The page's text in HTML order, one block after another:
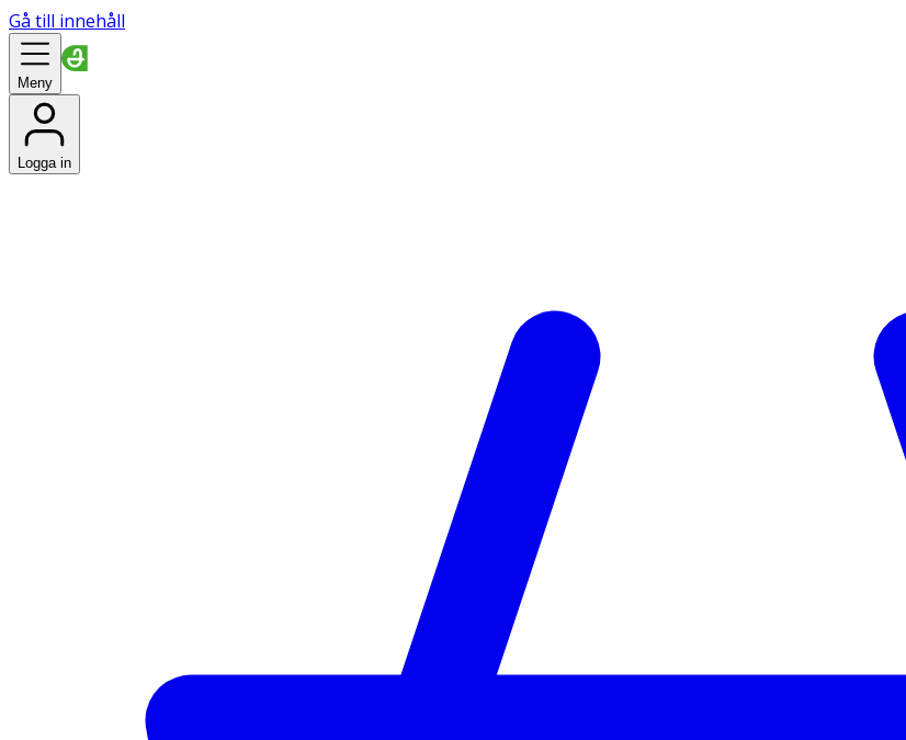
Gå till innehåll
Meny
Logga in